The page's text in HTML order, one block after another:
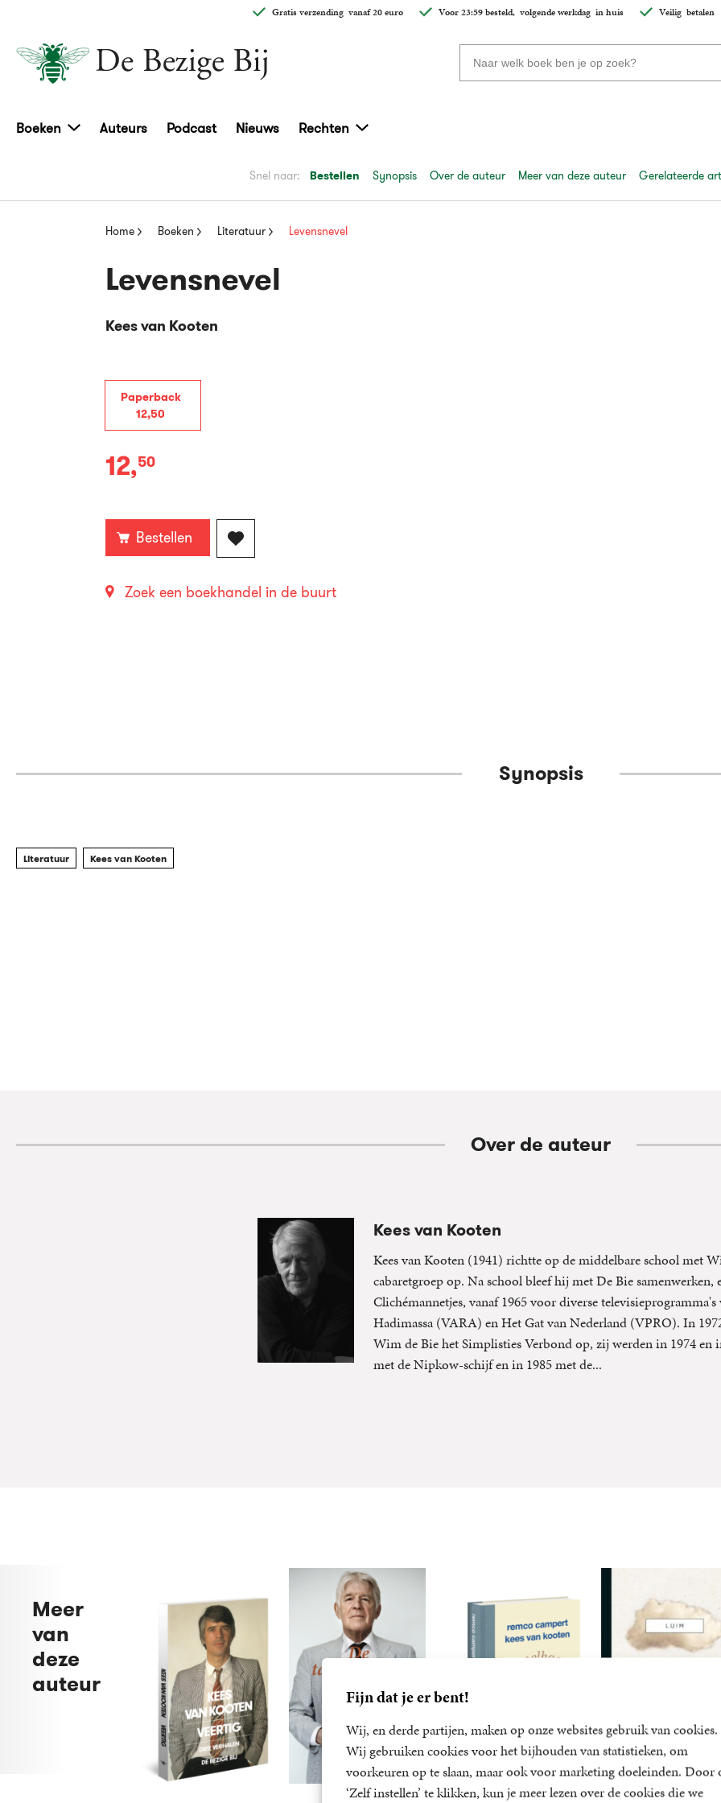
Fijn dat je er bent!
Wij, en derde partijen, maken op onze websites gebruik van cookies.
Wij gebruiken cookies voor het bijhouden van statistieken, om
voorkeuren op te slaan, maar ook voor marketing doeleinden. Door
‘Zelf instellen’ te klikken, kun je meer lezen over de cookies die we
Gratis verzendingvanaf 20 euro Voor 23:59 besteld, volgende werkdagin huis Veiligbetalen
Zoeken
naar
Boeken Auteurs Podcast Nieuws Rechten
Snel naar: Bestellen Synopsis Over de auteur Meer van deze auteur Gerelateerde
Home Boeken Literatuur Levensnevel
Levensnevel
Kees van Kooten
Paperback
12,50
Paperback:
12,50
Bestellen
Zoek een boekhandel in de buurt
Synopsis
Literatuur Kees van Kooten
Over de auteur
Kees van Kooten
Kees van Kooten (1941) richtte op de middelbare school met
cabaretgroep op. Na school bleef hij met De Bie samenwerken,
Clichémannetjes, vanaf 1965 voor diverse
Hadimassa (VARA) en Het Gat van Nederland (VPRO). In
Wim de Bie het Simplisties Verbond op, zij werden in 1974 en
met de Nipkow-schijf en in 1985 met de...
Meer
van
deze
auteur